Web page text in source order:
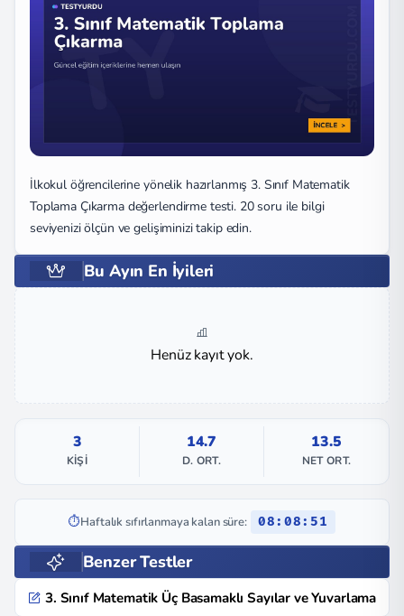
İlkokul öğrencilerine yönelik hazırlanmış 3. Sınıf Matematik
Toplama Çıkarma değerlendirme testi. 20 soru ile bilgi
seviyenizi ölçün ve gelişiminizi takip edin.
Bu Ayın En İyileri
Henüz kayıt yok.
3
KIŞI
14.7
D. ORT.
13.5
NET ORT.
⏱️Haftalık sıfırlanmaya kalan süre: 08:08:51
Benzer Testler
3. Sınıf Matematik Üç Basamaklı Sayılar ve Yuvarlama